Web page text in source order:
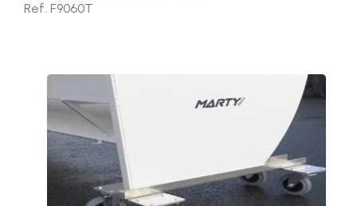
Ref. F9060T